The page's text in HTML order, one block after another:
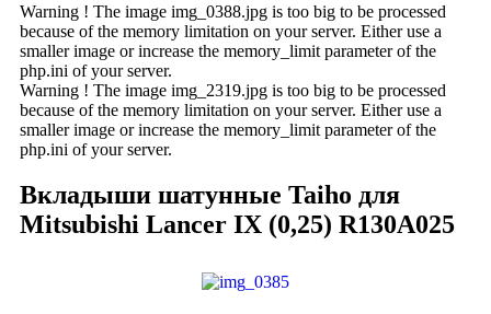
Warning ! The image img_0388.jpg is too big to be processed
because of the memory limitation on your server. Either use a
smaller image or increase the memory_limit parameter of the
php.ini of your server.
Warning ! The image img_2319.jpg is too big to be processed
because of the memory limitation on your server. Either use a
smaller image or increase the memory_limit parameter of the
php.ini of your server.
Вкладыши шатунные Taiho для
Mitsubishi Lancer IX (0,25) R130A025